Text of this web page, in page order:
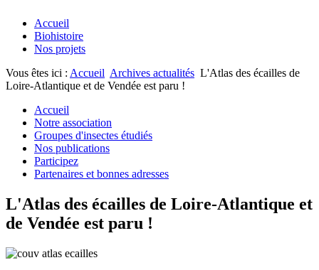
Accueil
Biohistoire
Nos projets
Vous êtes ici : Accueil Archives actualités L'Atlas des écailles de
Loire-Atlantique et de Vendée est paru !
Accueil
Notre association
Groupes d'insectes étudiés
Nos publications
Participez
Partenaires et bonnes adresses
L'Atlas des écailles de Loire-Atlantique et
de Vendée est paru !